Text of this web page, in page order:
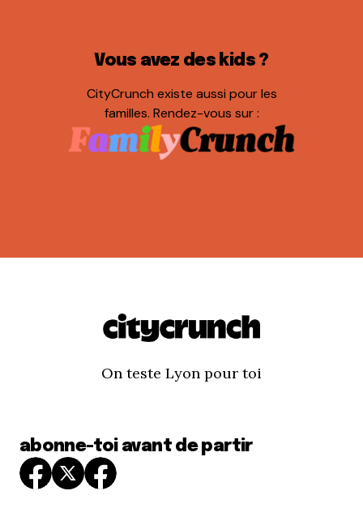
Vous avez des kids ?
CityCrunch existe aussi pour les
familles. Rendez-vous sur :
On teste Lyon pour toi
abonne-toi avant de partir